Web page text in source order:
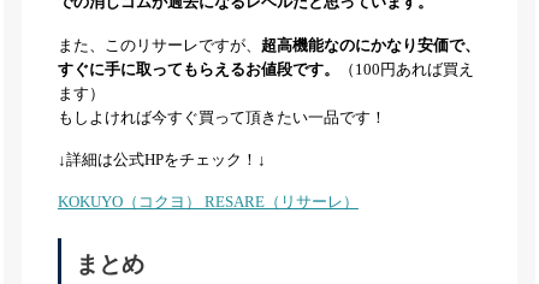
また、このリサーレですが、 超高機能なのにかなり安価で、
すぐに手に取ってもらえるお値段です。
（100円あれば買え
ます）
もしよければ今すぐ買って頂きたい一品です！
↓詳細は公式HPをチェック！↓
KOKUYO（コクヨ） RESARE（リサーレ）
まとめ